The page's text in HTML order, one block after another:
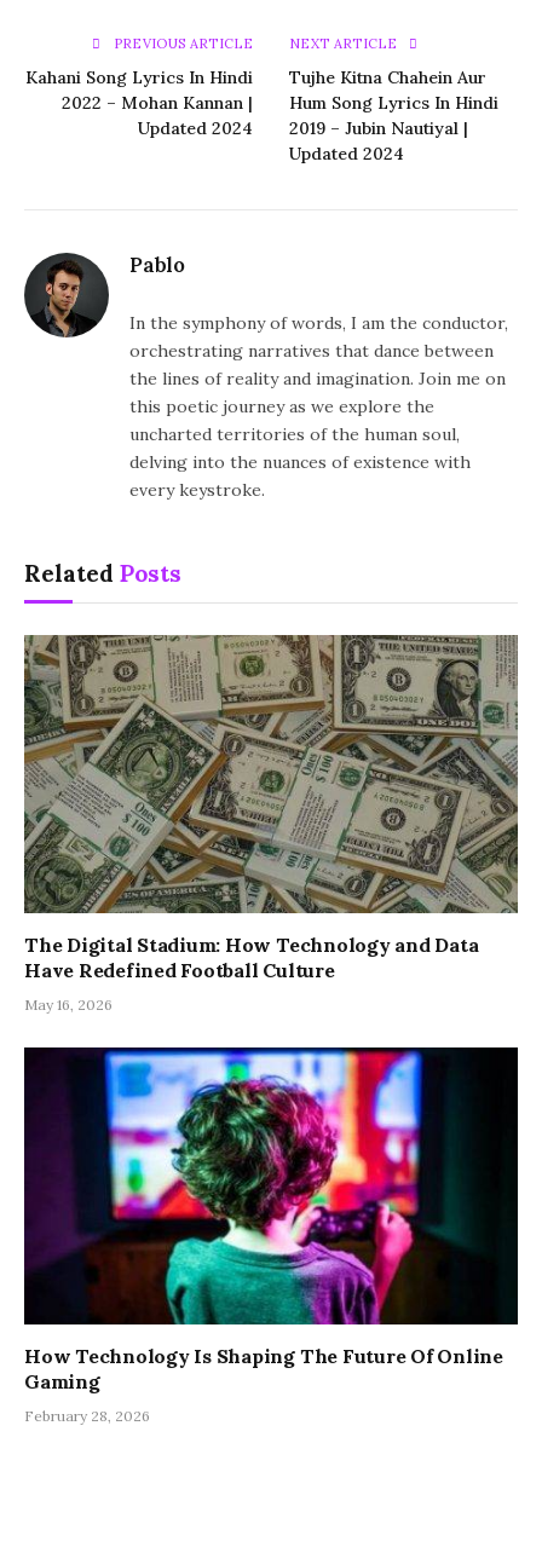
PREVIOUS ARTICLE
Kahani Song Lyrics In Hindi
2022 – Mohan Kannan |
Updated 2024
NEXT ARTICLE
Tujhe Kitna Chahein Aur
Hum Song Lyrics In Hindi
2019 – Jubin Nautiyal |
Updated 2024
Pablo
In the symphony of words, I am the conductor,
orchestrating narratives that dance between
the lines of reality and imagination. Join me on
this poetic journey as we explore the
uncharted territories of the human soul,
delving into the nuances of existence with
every keystroke.
Related Posts
The Digital Stadium: How Technology and Data
Have Redefined Football Culture
May 16, 2026
How Technology Is Shaping The Future Of Online
Gaming
February 28, 2026